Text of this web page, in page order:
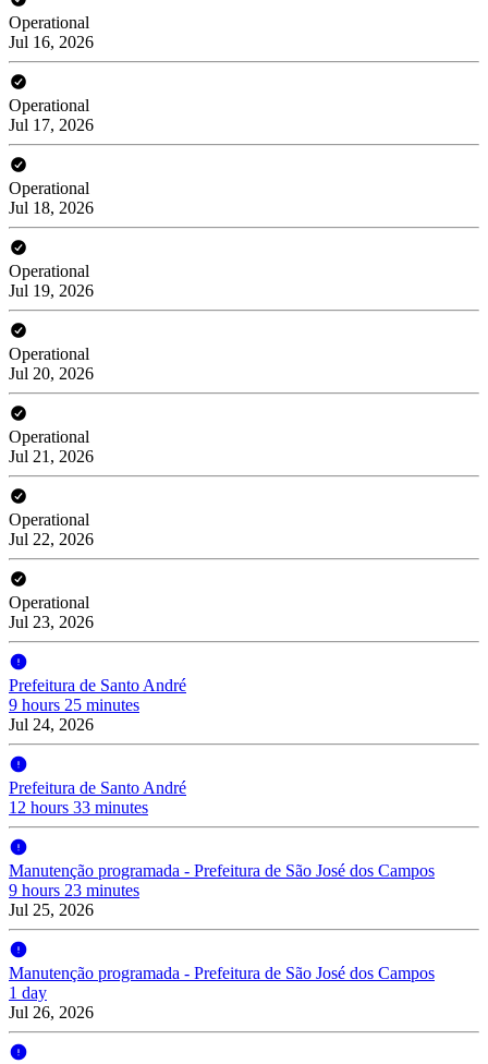
Operational
Jul 16, 2026
Operational
Jul 17, 2026
Operational
Jul 18, 2026
Operational
Jul 19, 2026
Operational
Jul 20, 2026
Operational
Jul 21, 2026
Operational
Jul 22, 2026
Operational
Jul 23, 2026
Prefeitura de Santo André
9 hours 25 minutes
Jul 24, 2026
Prefeitura de Santo André
12 hours 33 minutes
Manutenção programada - Prefeitura de São José dos Campos
9 hours 23 minutes
Jul 25, 2026
Manutenção programada - Prefeitura de São José dos Campos
1 day
Jul 26, 2026